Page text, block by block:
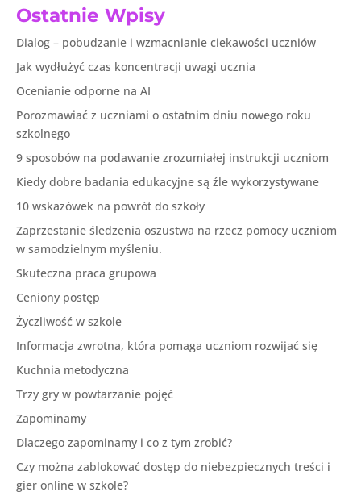
Ostatnie Wpisy
Dialog – pobudzanie i wzmacnianie ciekawości uczniów
Jak wydłużyć czas koncentracji uwagi ucznia
Ocenianie odporne na AI
Porozmawiać z uczniami o ostatnim dniu nowego roku
szkolnego
9 sposobów na podawanie zrozumiałej instrukcji uczniom
Kiedy dobre badania edukacyjne są źle wykorzystywane
10 wskazówek na powrót do szkoły
Zaprzestanie śledzenia oszustwa na rzecz pomocy uczniom
w samodzielnym myśleniu.
Skuteczna praca grupowa
Ceniony postęp
Życzliwość w szkole
Informacja zwrotna, która pomaga uczniom rozwijać się
Kuchnia metodyczna
Trzy gry w powtarzanie pojęć
Zapominamy
Dlaczego zapominamy i co z tym zrobić?
Czy można zablokować dostęp do niebezpiecznych treści i
gier online w szkole?